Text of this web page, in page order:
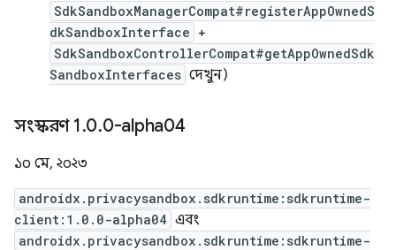
SdkSandboxManagerCompat#registerAppOwnedS
dkSandboxInterface +
SdkSandboxControllerCompat#getAppOwnedSdk
SandboxInterfaces দেখুন)
সংস্করণ 1.0.0-alpha04
১০ মে, ২০২৩
androidx.privacysandbox.sdkruntime:sdkruntime-
client:1.0.0-alpha04 এবং
androidx.privacysandbox.sdkruntime:sdkruntime-